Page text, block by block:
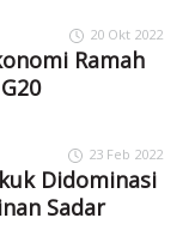
20 Okt 2022
Ramah
23 Feb 2022
Didominasi
Sadar